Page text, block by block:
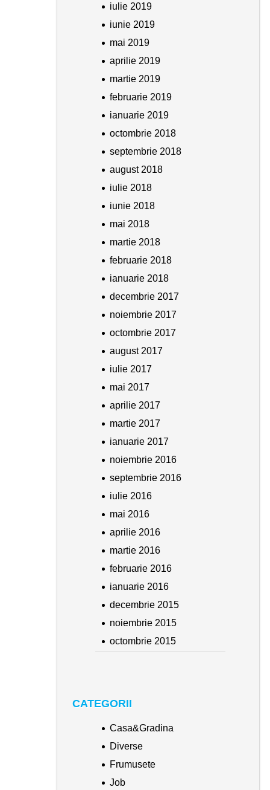
iulie 2019
iunie 2019
mai 2019
aprilie 2019
martie 2019
februarie 2019
ianuarie 2019
octombrie 2018
septembrie 2018
august 2018
iulie 2018
iunie 2018
mai 2018
martie 2018
februarie 2018
ianuarie 2018
decembrie 2017
noiembrie 2017
octombrie 2017
august 2017
iulie 2017
mai 2017
aprilie 2017
martie 2017
ianuarie 2017
noiembrie 2016
septembrie 2016
iulie 2016
mai 2016
aprilie 2016
martie 2016
februarie 2016
ianuarie 2016
decembrie 2015
noiembrie 2015
octombrie 2015
CATEGORII
Casa&Gradina
Diverse
Frumusete
Job